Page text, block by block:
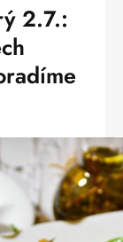
2.7.: